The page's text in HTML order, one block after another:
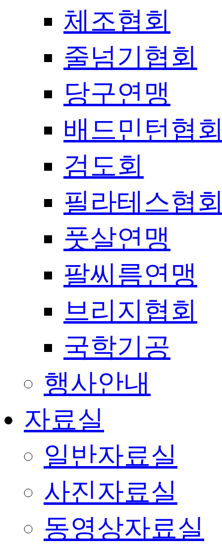
체조협회
줄넘기협회
당구연맹
배드민턴협
검도회
필라테스협
풋살연맹
팔씨름연맹
브리지협회
국학기공
행사안내
자료실
일반자료실
사진자료실
동영상자료실